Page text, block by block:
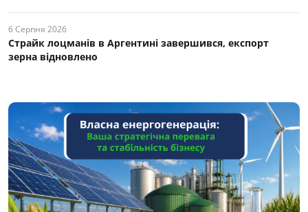
6 Серпня 2026
Страйк лоцманів в Аргентині завершився, експорт
зерна відновлено